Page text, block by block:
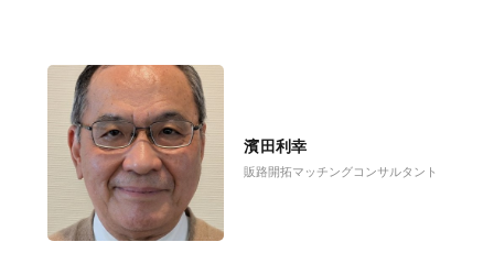
濱田利幸
販路開拓マッチングコンサルタント